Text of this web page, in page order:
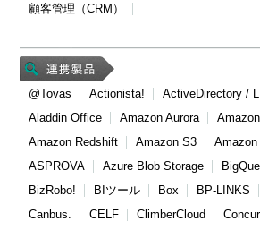
顧客管理（CRM）
@Tovas Actionista!
ActiveDirectory /
Aladdin Office
Amazon Aurora
Amazon Redshift
Amazon S3
ASPROVA
Azure Blob Storage
BizRobo!
BIツール Box BP-LINKS
Canbus.
CELF ClimberCloud Concur